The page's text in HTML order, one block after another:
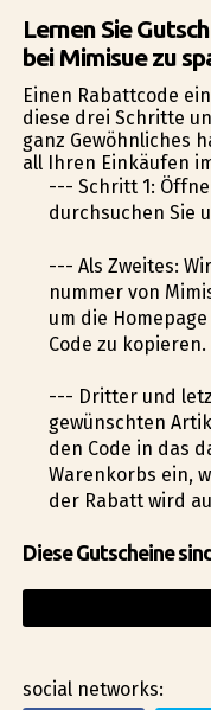
Lernen Sie
bei Mimisue zu
Einen Rabattcode
diese drei Schritte
ganz Gewöhnliches
all Ihren Einkäufen
--- Schritt 1:
durchsuchen Sie
--- Als Zweites:
nummer von
um die
Code zu kopieren.
--- Dritter und
gewünschten
den Code in das
Warenkorbs ein,
der Rabatt wird
Diese Gutscheine
social networks: